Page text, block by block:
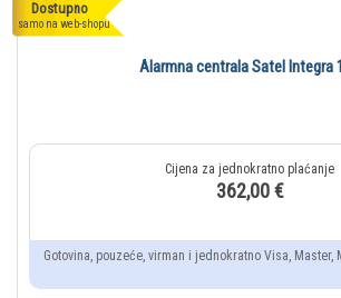
Dostupno
samo na web-shopu
Alarmna centrala Satel Integra
362,00 €
Gotovina, pouzeće, virman i jednokratno Visa, Master,